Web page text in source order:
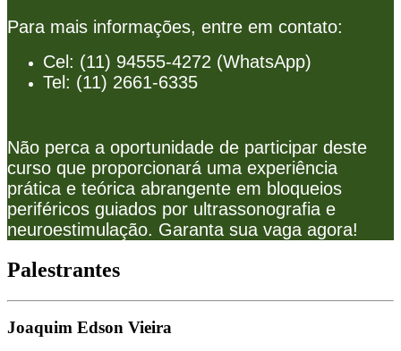
Para mais informações, entre em contato:
Cel: (11) 94555-4272 (WhatsApp)
Tel: (11) 2661-6335
Não perca a oportunidade de participar deste
curso que proporcionará uma experiência
prática e teórica abrangente em bloqueios
periféricos guiados por ultrassonografia e
neuroestimulação. Garanta sua vaga agora!
Palestrantes
Joaquim Edson Vieira